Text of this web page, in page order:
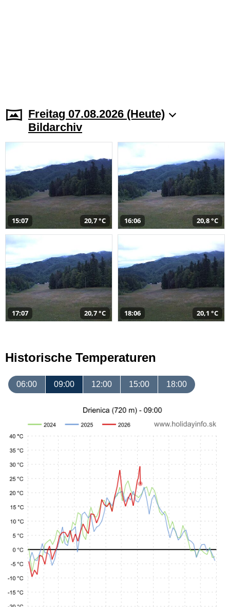
Freitag 07.08.2026 (Heute)
Bildarchiv
15:07 20,7 °C 16:06 20,8 °C
17:07 20,7 °C 18:06 20,1 °C
Historische Temperaturen
06:00 09:00 12:00 15:00 18:00